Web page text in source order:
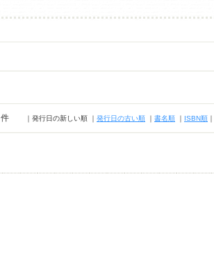
件 ｜発行日の新しい順 ｜ 発行日の古い順 ｜ 書名順 ｜ ISBN順 ｜